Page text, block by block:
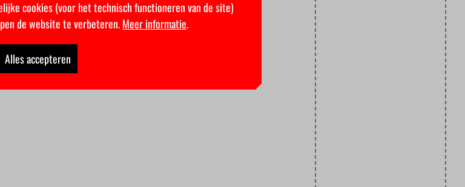
cookies (voor het technisch functioneren van de site)
de website te verbeteren.Meer informatie.
Alles accepteren